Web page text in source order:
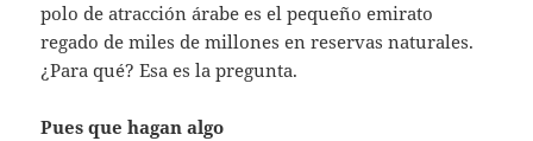
polo de atracción árabe es el pequeño emirato
regado de miles de millones en reservas naturales.
¿Para qué? Esa es la pregunta.
Pues que hagan algo